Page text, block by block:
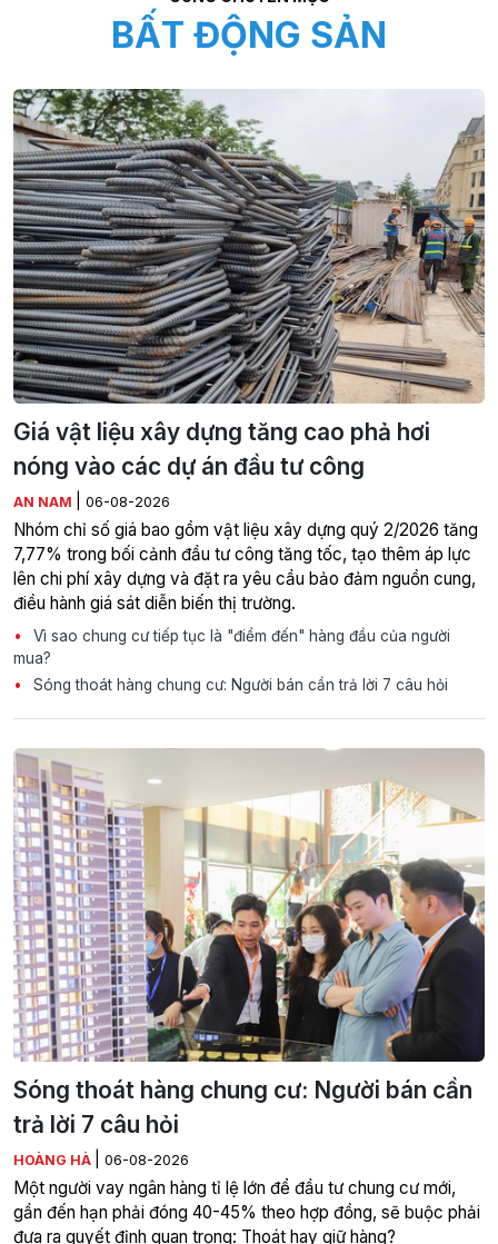
BẤT ĐỘNG SẢN
Giá vật liệu xây dựng tăng cao phả hơi
nóng vào các dự án đầu tư công
AN NAM 06-08-2026
Nhóm chỉ số giá bao gồm vật liệu xây dựng quý 2/2026 tăng
7,77% trong bối cảnh đầu tư công tăng tốc, tạo thêm áp lực
lên chi phí xây dựng và đặt ra yêu cầu bảo đảm nguồn cung,
điều hành giá sát diễn biến thị trường.
Vì sao chung cư tiếp tục là "điểm đến" hàng đầu của người
mua?
Sóng thoát hàng chung cư: Người bán cần trả lời 7 câu hỏi
Sóng thoát hàng chung cư: Người bán cần
trả lời 7 câu hỏi
HOÀNG HÀ 06-08-2026
Một người vay ngân hàng tỉ lệ lớn để đầu tư chung cư mới,
gần đến hạn phải đóng 40-45% theo hợp đồng, sẽ buộc phải
đưa ra quyết định quan trọng: Thoát hay giữ hàng?